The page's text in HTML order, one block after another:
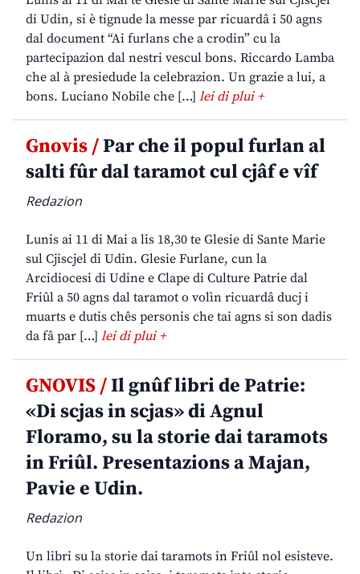
di Udin, si è tignude la messe par ricuardâ i 50 agns
dal document “Ai furlans che a crodin” cu la
partecipazion dal nestri vescul bons. Riccardo Lamba
che al à presiedude la celebrazion. Un grazie a lui, a
bons. Luciano Nobile che […] lei di plui +
Gnovis /Par che il popul furlan al
salti fûr dal taramot cul cjâf e vîf
Redazion
Lunis ai 11 di Mai a lis 18,30 te Glesie di Sante Marie
sul Cjiscjel di Udin. Glesie Furlane, cun la
Arcidiocesi di Udine e Clape di Culture Patrie dal
Friûl a 50 agns dal taramot o volìn ricuardâ ducj i
muarts e dutis chês personis che tai agns si son dadis
da fâ par […] lei di plui +
GNOVIS /Il gnûf libri de Patrie:
«Di scjas in scjas» di Agnul
Floramo, su la storie dai taramots
in Friûl. Presentazions a Majan,
Pavie e Udin.
Redazion
Un libri su la storie dai taramots in Friûl nol esisteve.